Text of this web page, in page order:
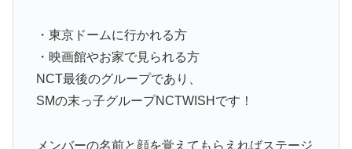
・東京ドームに行かれる方
・映画館やお家で見られる方
NCT最後のグループであり、
SMの末っ子グループNCTWISHです！
メンバーの名前と顔を覚えてもらえればステージ